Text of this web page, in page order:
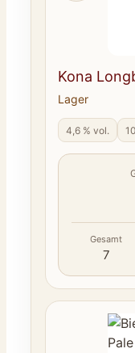
Kona
Lager
4,6 % vol.
Gesamt
7